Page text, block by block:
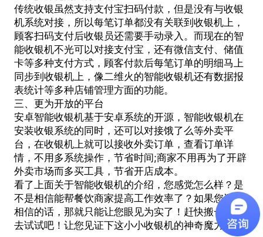
传统收银虽然支持支付宝扫码付款，但是没有与收银
机系统对接，所以每笔订单都没有关联到收银机上，
顾客扫码支付后收银员还需要手动录入。而现在的智
能收银机不光可以对接支付宝，还有微信支付、储值
卡等多种支付方式，顾客付款后每笔订单的明细马上
同步到收银机上，像二维火的智能收银机还有数据报
表统计等多种店铺管理方面的功能。
三、更为开放的平台
安卓智能收银机基于安卓系统的开源，智能收银机在
安装收银系统的同时，还可以对接饿了么等外卖平
台，在收银机上就可以接收外卖订单，查看订单详
情，不用多系统操作，节省时间;商家不用再为了开辟
外卖市场而多买工具，节省开店成本。
看了上面关于智能收银机的介绍，您感觉怎么样？是
不是相信能帮餐饮商家提高工作效率了？如果您还不
相信的话，那就只能让您眼见为实了！赶快搬一台回
去试试吧！让您见证下这小小收银机的神奇魔力！